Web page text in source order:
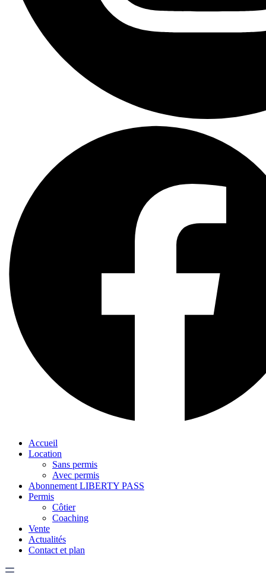
Accueil
Location
Sans permis
Avec permis
Abonnement LIBERTY PASS
Permis
Côtier
Coaching
Vente
Actualités
Contact et plan